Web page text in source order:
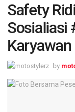
Safety
Sosialiasi
by